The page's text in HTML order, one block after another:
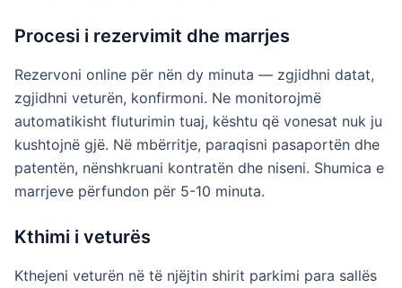
Procesi i rezervimit dhe marrjes
Rezervoni online për nën dy minuta — zgjidhni datat,
zgjidhni veturën, konfirmoni. Ne monitorojmë
automatikisht fluturimin tuaj, kështu që vonesat nuk ju
kushtojnë gjë. Në mbërritje, paraqisni pasaportën dhe
patentën, nënshkruani kontratën dhe niseni. Shumica e
marrjeve përfundon për 5-10 minuta.
Kthimi i veturës
Kthejeni veturën në të njëjtin shirit parkimi para sallës